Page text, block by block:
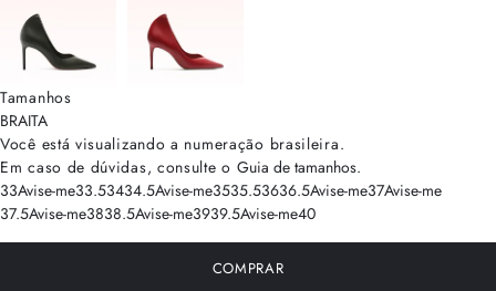
Tamanhos
BRAITA
Você está visualizando a numeração brasileira.
Em caso de dúvidas, consulte o Guia de tamanhos.
33Avise-me33.53434.5Avise-me3535.53636.5Avise-me37Avise-me
37.5Avise-me3838.5Avise-me3939.5Avise-me40
COMPRAR